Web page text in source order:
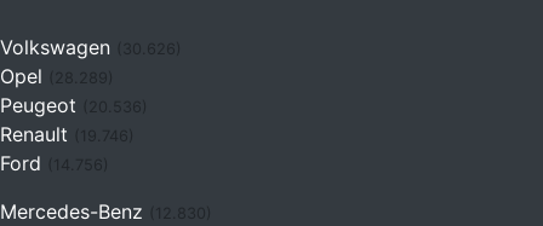
Volkswagen (30.626)
Opel
Peugeot (20.536)
Renault (19.746)
Ford (14.756)
Mercedes-Benz